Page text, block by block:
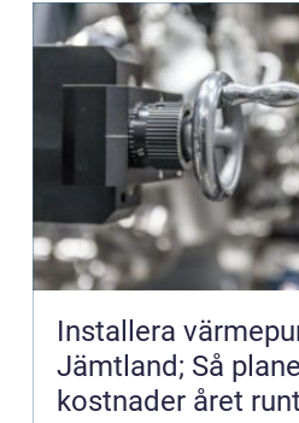
Installera
Jämtland; Så
kostnader året runt